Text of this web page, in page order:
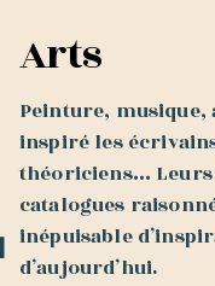
Arts
Peinture,
inspiré les
théoriciens…
catalogues
inépuisable
d’aujourd’hui.